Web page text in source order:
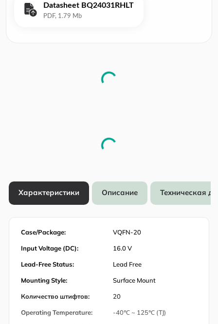
Datasheet BQ24031RHLT
Характеристики Описание Техническая
Case/Package: VQFN-20
Input Voltage (DC): 16.0 V
Lead-Free Status: Lead Free
Mounting Style: Surface Mount
Количество штифтов: 20
Operating Temperature: -40℃ ~ 125℃ (TJ)